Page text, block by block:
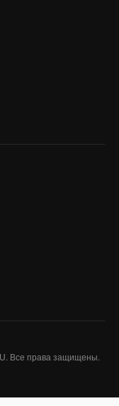
Все права защищены.